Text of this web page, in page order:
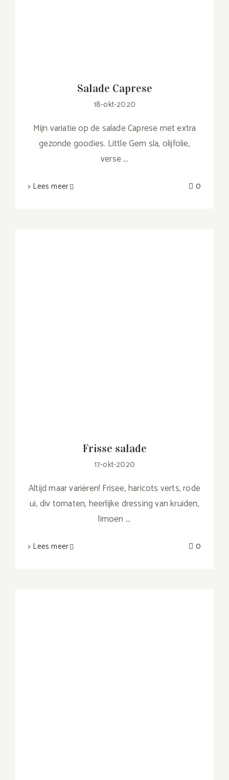
Salade Caprese
18-okt-2020
Mijn variatie op de salade Caprese met extra
gezonde goodies. Little Gem sla, olijfolie,
verse...
> Lees meer 0
Frisse salade
17-okt-2020
Altijd maar variëren! Frisee, haricots verts, rode
ui, div tomaten, heerlijke dressing van kruiden,
limoen ...
> Lees meer 0